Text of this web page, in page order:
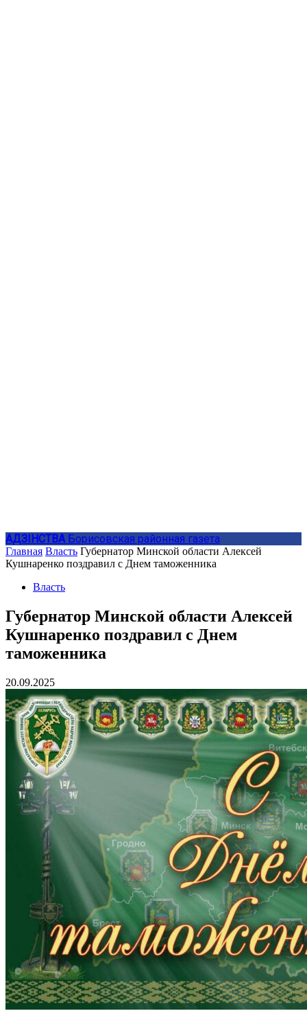
АДЗIНСТВА Борисовская районная газета
Главная Власть Губернатор Минской области Алексей
Кушнаренко поздравил с Днем таможенника
Власть
Губернатор Минской области Алексей
Кушнаренко поздравил с Днем
таможенника
20.09.2025